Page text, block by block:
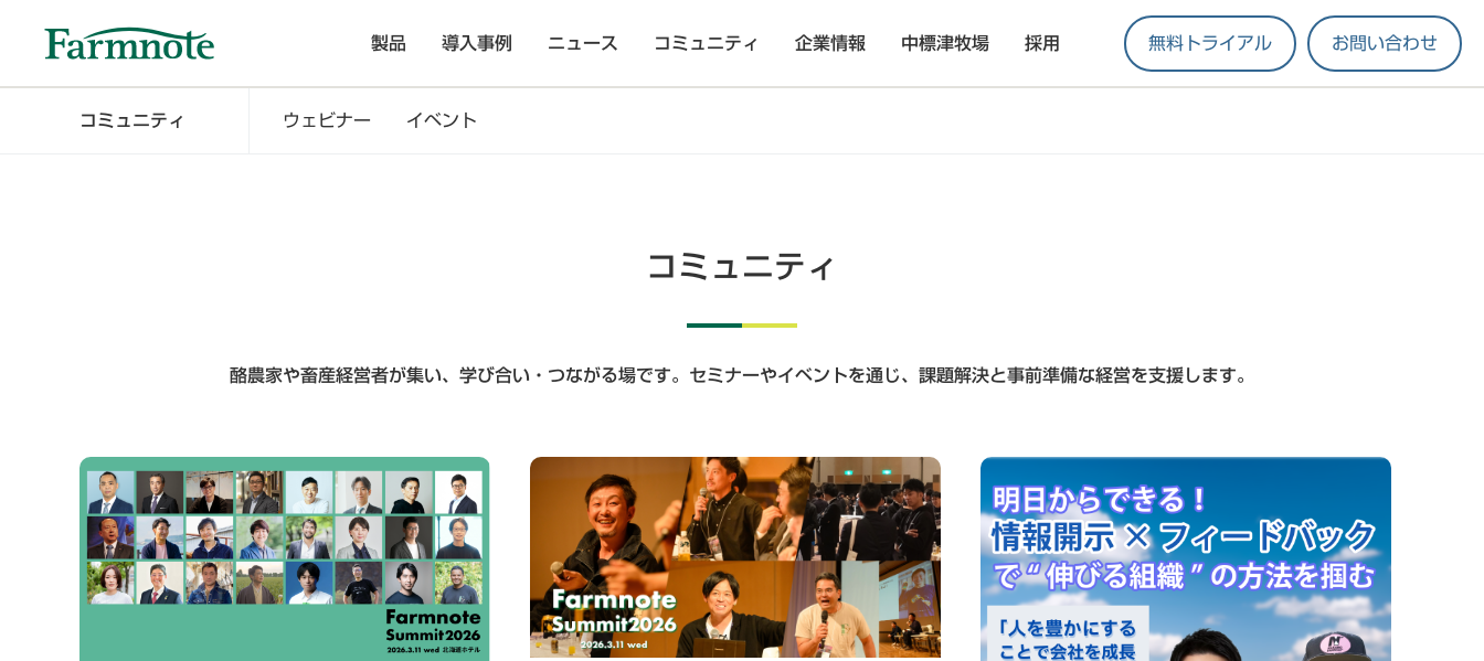
製品 導入事例 ニュース コミュニティ 企業情報 中標津牧場 採用 無料トライアル お問い合わせ
コミュニティ ウェビナー イベント
コミュニティ
酪農家や畜産経営者が集い、学び合い・つながる場です。セミナーやイベントを通じ、課題解決と事前準備な経営を支援します。